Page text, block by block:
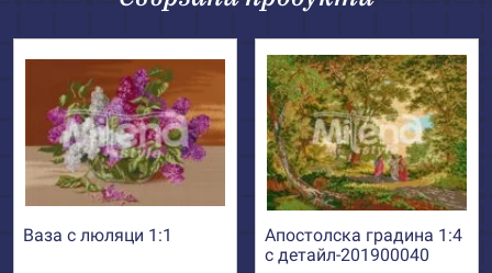
Ваза с люляци 1:1
Апостолска градина 1:4
с детайл-201900040